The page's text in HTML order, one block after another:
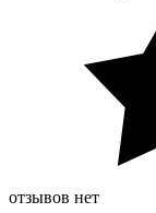
отзывов нет